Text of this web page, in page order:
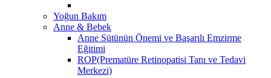
Yoğun Bakım
Anne & Bebek
Anne Sütünün Önemi ve Başarılı Emzirme
Eğitimi
ROP(Prematüre Retinopatisi Tanı ve Tedavi
Merkezi)